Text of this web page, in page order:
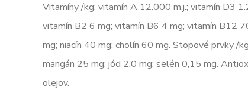
Vitamíny /kg: vitamín A 12.000 m.j.; vitamín D3
vitamín B2 6 mg; vitamín B6 4 mg; vitamín B12
mg; niacín 40 mg; cholín 60 mg. Stopové prvky /
mangán 25 mg; jód 2,0 mg; selén 0,15 mg.
olejov.